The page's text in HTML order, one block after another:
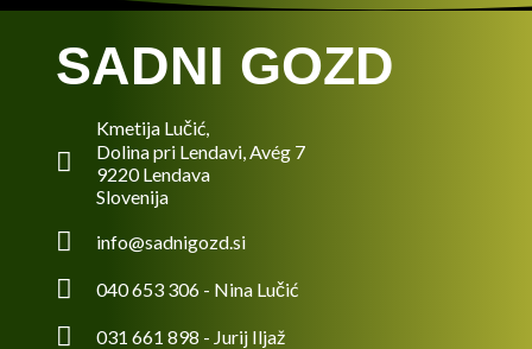
SADNI GOZD
Kmetija Lučić,
Dolina pri Lendavi, Avég 7
9220 Lendava
Slovenija
info@sadnigozd.si
040 653 306 - Nina Lučić
031 661 898 - Jurij Iljaž